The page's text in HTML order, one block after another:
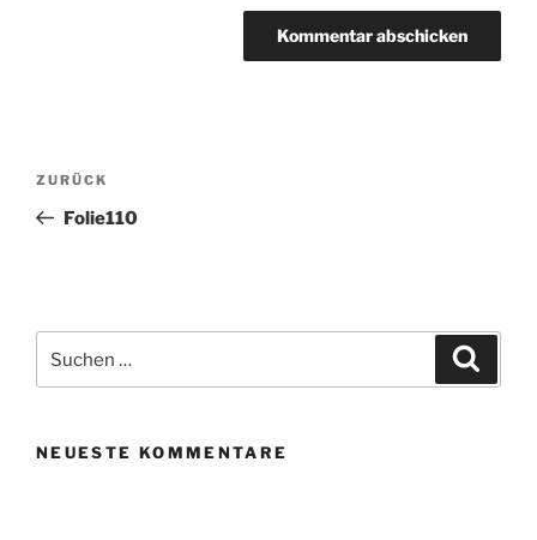
Beitragsnavigation
Vorheriger
Beitrag
ZURÜCK
Folie110
nach:
NEUESTE KOMMENTARE